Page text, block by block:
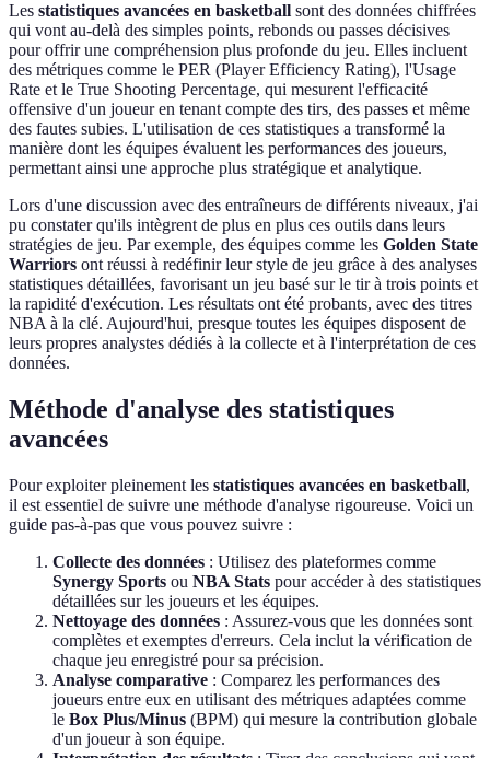
Les statistiques avancées en basketball sont des données chiffrées
qui vont au-delà des simples points, rebonds ou passes décisives
pour offrir une compréhension plus profonde du jeu. Elles incluent
des métriques comme le PER (Player Efficiency Rating), l'Usage
Rate et le True Shooting Percentage, qui mesurent l'efficacité
offensive d'un joueur en tenant compte des tirs, des passes et même
des fautes subies. L'utilisation de ces statistiques a transformé la
manière dont les équipes évaluent les performances des joueurs,
permettant ainsi une approche plus stratégique et analytique.
Lors d'une discussion avec des entraîneurs de différents niveaux, j'ai
pu constater qu'ils intègrent de plus en plus ces outils dans leurs
stratégies de jeu. Par exemple, des équipes comme les Golden State
Warriors ont réussi à redéfinir leur style de jeu grâce à des analyses
statistiques détaillées, favorisant un jeu basé sur le tir à trois points et
la rapidité d'exécution. Les résultats ont été probants, avec des titres
NBA à la clé. Aujourd'hui, presque toutes les équipes disposent de
leurs propres analystes dédiés à la collecte et à l'interprétation de ces
données.
Méthode d'analyse des statistiques
avancées
Pour exploiter pleinement les statistiques avancées en basketball,
il est essentiel de suivre une méthode d'analyse rigoureuse. Voici un
guide pas-à-pas que vous pouvez suivre :
Collecte des données : Utilisez des plateformes comme
Synergy Sports ou NBA Stats pour accéder à des statistiques
détaillées sur les joueurs et les équipes.
Nettoyage des données : Assurez-vous que les données sont
complètes et exemptes d'erreurs. Cela inclut la vérification de
chaque jeu enregistré pour sa précision.
Analyse comparative : Comparez les performances des
joueurs entre eux en utilisant des métriques adaptées comme
le Box Plus/Minus (BPM) qui mesure la contribution globale
d'un joueur à son équipe.